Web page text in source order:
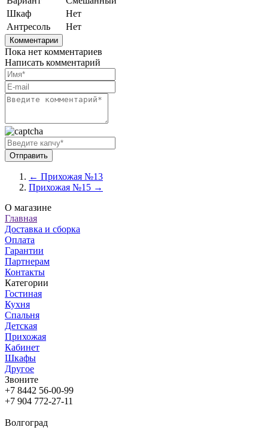
Шкаф
Нет
Антресоль
Нет
Комментарии
Пока нет комментариев
Написать комментарий
← Прихожая №13
Прихожая №15 →
О магазине
Главная
Доставка и сборка
Оплата
Гарантии
Партнерам
Контакты
Категории
Гостиная
Кухня
Спальня
Детская
Прихожая
Кабинет
Шкафы
Другое
Звоните
+7 8442 56-00-99
+7 904 772-27-11
Волгоград